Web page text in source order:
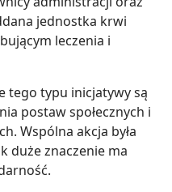
jednostka krwi
leczenia i
tego typu inicjatywy są
postaw społecznych i
Wspólna akcja była
duże znaczenie ma